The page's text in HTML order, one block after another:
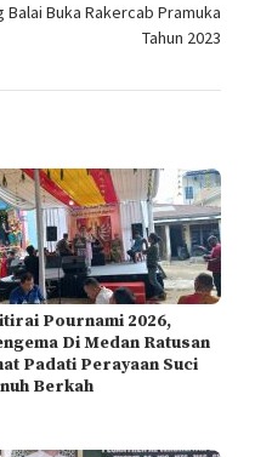
Balai Buka Rakercab Pramuka
Tahun 2023
Pournami 2026,
Di Medan Ratusan
Padati Perayaan Suci
Berkah